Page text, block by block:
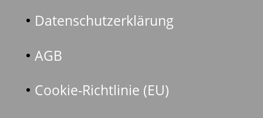
Datenschutzerklärung
AGB
Cookie-Richtlinie (EU)